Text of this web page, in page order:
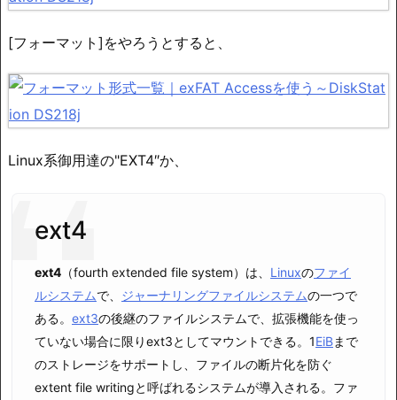
[フォーマット]をやろうとすると、
Linux系御用達の"EXT4″か、
ext4
ext4 （fourth extended file system）は、 Linuxのファイ
ルシステムで、 ジャーナリングファイルシステムの一つで
ある。 ext3の後継のファイルシステムで、拡張機能を使っ
ていない場合に限りext3としてマウントできる。1EiBまで
のストレージをサポートし、ファイルの断片化を防ぐ
extent file writingと呼ばれるシステムが導入される。ファ